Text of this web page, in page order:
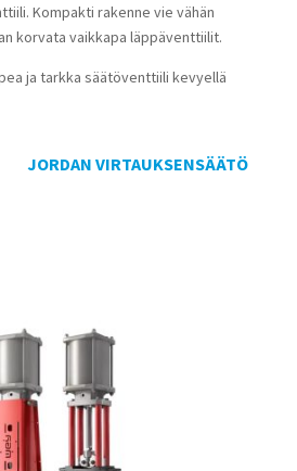
Kompakti rakenne vie vähän
korvata vaikkapa läppäventtiilit.
ja tarkka säätöventtiili kevyellä
JORDAN VIRTAUKSENSÄÄTÖ